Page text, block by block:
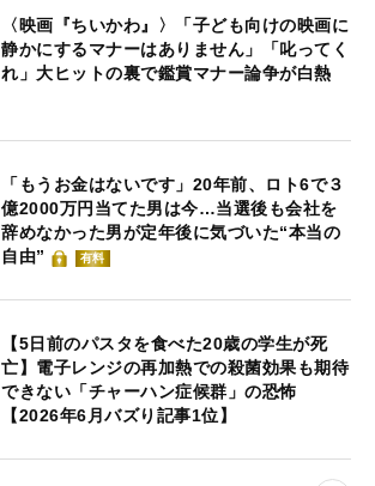
〈映画『ちいかわ』〉「子ども向けの映画に
静かにするマナーはありません」「叱ってく
れ」大ヒットの裏で鑑賞マナー論争が白熱
「もうお金はないです」20年前、ロト6で３
億2000万円当てた男は今…当選後も会社を
辞めなかった男が定年後に気づいた“本当の
自由”
有料
【5日前のパスタを食べた20歳の学生が死
亡】電子レンジの再加熱での殺菌効果も期待
できない「チャーハン症候群」の恐怖
【2026年6月バズり記事1位】